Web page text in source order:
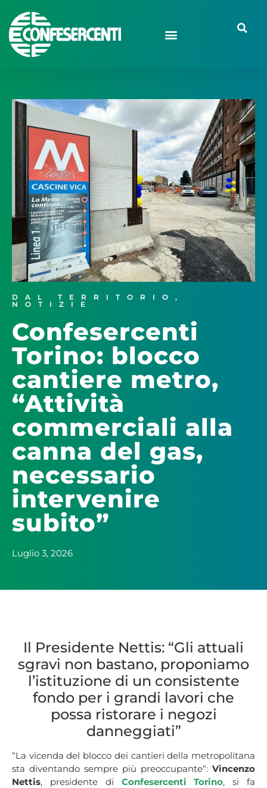
DAL TERRITORIO ,
NOTIZIE
Confesercenti
Torino: blocco
cantiere metro,
“Attività
commerciali alla
canna del gas,
necessario
intervenire
subito”
Luglio 3, 2026
Il Presidente Nettis: “Gli attuali
sgravi non bastano, proponiamo
l’istituzione di un consistente
fondo per i grandi lavori che
possa ristorare i negozi
danneggiati”
“La vicenda del blocco dei cantieri della metropolitana
sta diventando sempre più preoccupante“: Vincenzo
Nettis, presidente di Confesercenti Torino, si fa